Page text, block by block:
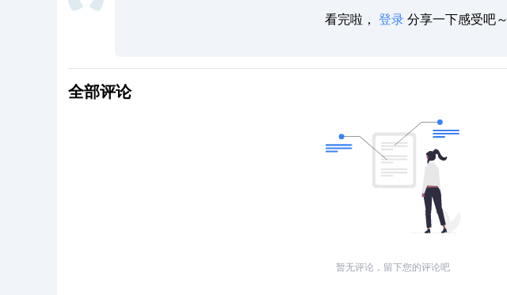
看完啦， 登录分享一下感受吧～
全部评论
暂无评论，留下您的评论吧